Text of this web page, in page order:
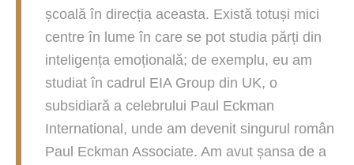
școală în direcția aceasta. Există totuși mici
centre în lume în care se pot studia părți din
inteligența emoțională; de exemplu, eu am
studiat în cadrul EIA Group din UK, o
subsidiară a celebrului Paul Eckman
International, unde am devenit singurul român
Paul Eckman Associate. Am avut șansa de a